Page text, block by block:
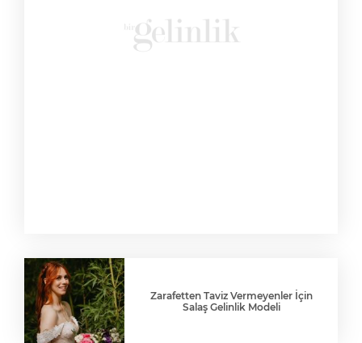
Zarafetten Taviz Vermeyenler İçin
Salaş Gelinlik Modeli